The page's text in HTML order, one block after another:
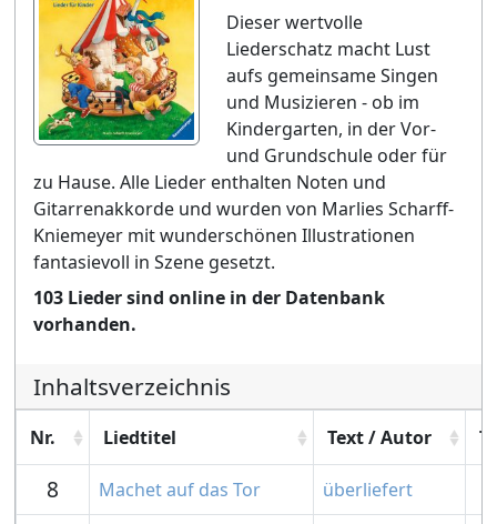
Dieser wertvolle
Liederschatz macht Lust
aufs gemeinsame Singen
und Musizieren - ob im
Kindergarten, in der Vor-
und Grundschule oder für
zu Hause. Alle Lieder enthalten Noten und
Gitarrenakkorde und wurden von Marlies Scharff-
Kniemeyer mit wunderschönen Illustrationen
fantasievoll in Szene gesetzt.
103 Lieder sind online in der Datenbank
vorhanden.
Inhaltsverzeichnis
Nr. Liedtitel Text / Autor
8 Machet auf das Tor überliefert